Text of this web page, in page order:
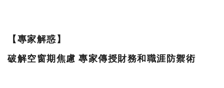
【專家解惑】
破解空窗期焦慮 專家傳授財務和職涯防禦術